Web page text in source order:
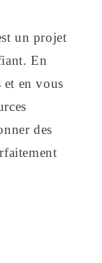
un projet
En
et en vous
des